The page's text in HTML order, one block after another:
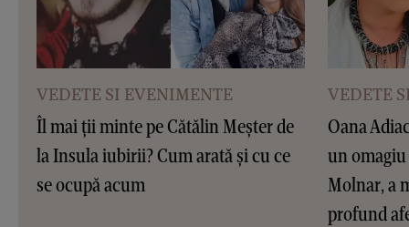
VEDETE SI EVENIMENTE
Îl mai ții minte pe Cătălin Meșter de
la Insula iubirii? Cum arată și cu ce
se ocupă acum
VEDETE
Oana
un
Molnar, a
profund